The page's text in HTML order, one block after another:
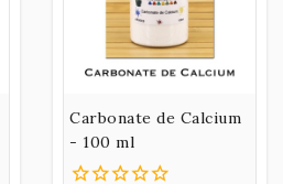
Carbonate de Calcium
- 100 ml